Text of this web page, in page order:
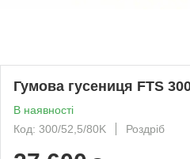
Гумова гусениця FTS
В наявності
Код: 300/52,5/80K
Роздріб